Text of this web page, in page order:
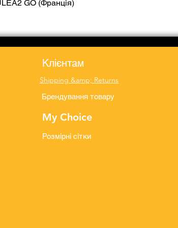
GO (Франція)
Клієнтам
Shipping &amp; Returns
Брендування товару
My Choice
Розмірні сітки